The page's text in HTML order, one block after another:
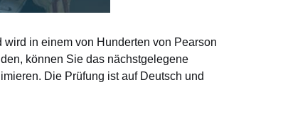
in einem von Hunderten von Pearson
können Sie das nächstgelegene
Die Prüfung ist auf Deutsch und